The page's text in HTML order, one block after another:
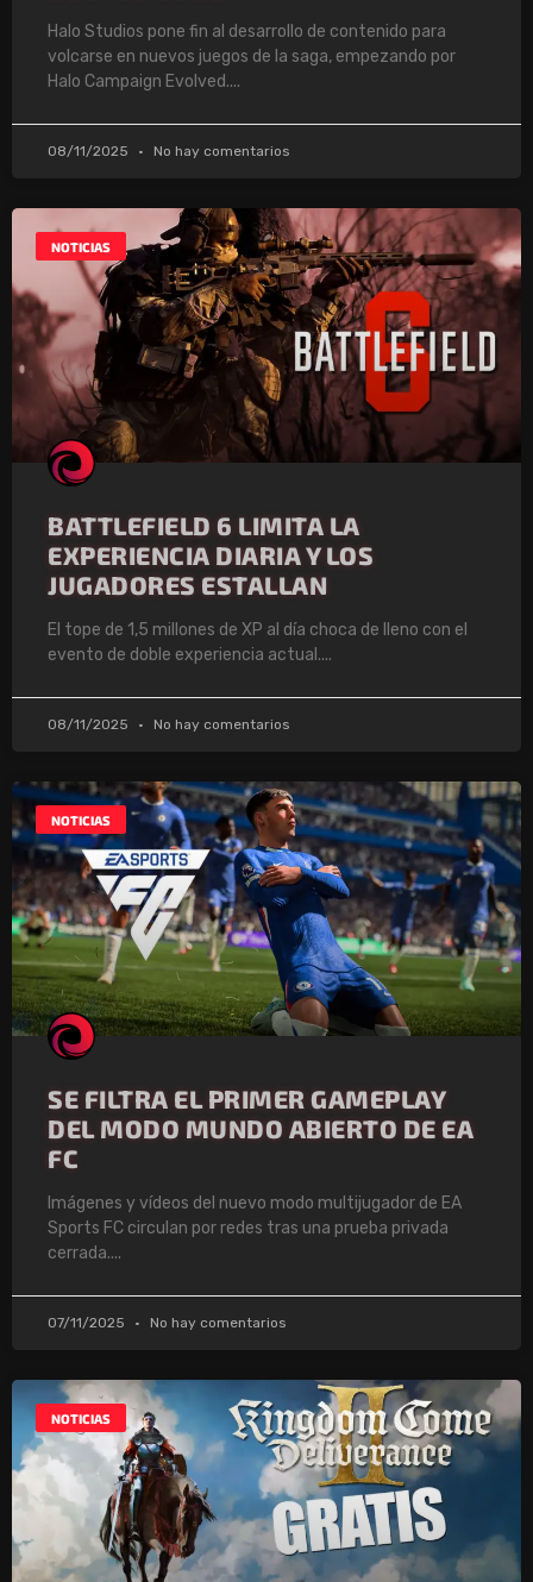
Halo Studios pone fin al desarrollo de contenido para
volcarse en nuevos juegos de la saga, empezando por
Halo Campaign Evolved.
08/11/2025 No hay comentarios
NOTICIAS
BATTLEFIELD 6 LIMITA LA
EXPERIENCIA DIARIA Y LOS
JUGADORES ESTALLAN
El tope de 1,5 millones de XP al día choca de lleno con el
evento de doble experiencia actual.
08/11/2025 No hay comentarios
NOTICIAS
SE FILTRA EL PRIMER GAMEPLAY
DEL MODO MUNDO ABIERTO DE EA
FC
Imágenes y vídeos del nuevo modo multijugador de EA
Sports FC circulan por redes tras una prueba privada
cerrada.
07/11/2025 No hay comentarios
NOTICIAS